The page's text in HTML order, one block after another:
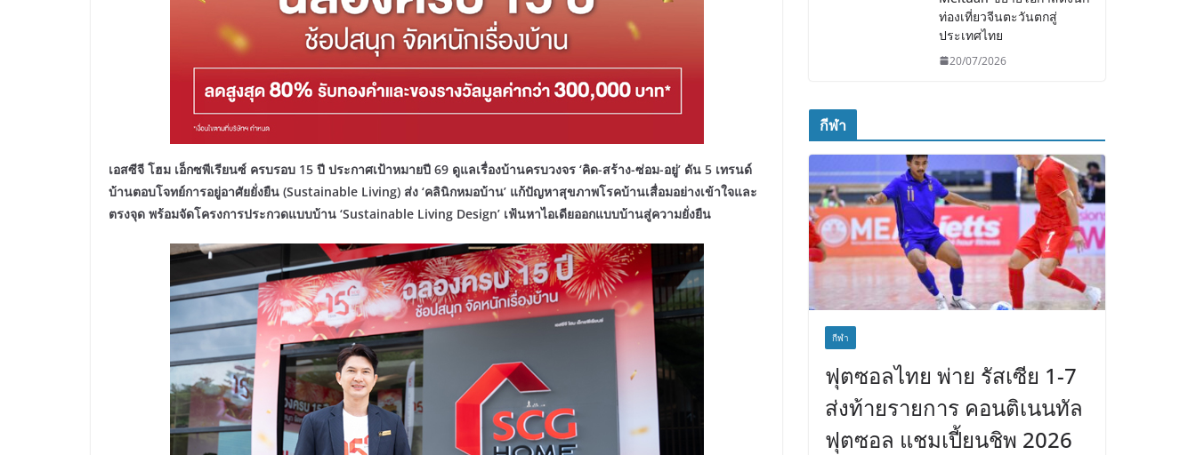
เอสซีจี โฮม เอ็กซพีเรียนซ์ ครบรอบ 15 ปี ประกาศเป้าหมายปี 69 ดูแลเรื่องบ้านครบวงจร ‘คิด-สร้าง-ซ่อม-อยู่’ ดัน 5 เทรนด์
บ้านตอบโจทย์การอยู่อาศัยยั่งยืน (Sustainable Living) ส่ง ‘คลินิกหมอบ้าน’ แก้ปัญหาสุขภาพโรคบ้านเสื่อมอย่างเข้าใจและ
ตรงจุด พร้อมจัดโครงการประกวดแบบบ้าน ‘Sustainable Living Design’ เฟ้นหาไอเดียออกแบบบ้านสู่ความยั่งยืน
ท่องเที่ยวจีนตะวันตกสู่
ประเทศไทย
20/07/2026
กีฬา
กีฬา
ฟุตซอลไทย พ่าย รัสเซีย 1-7
ส่งท้ายรายการ คอนติเนนทัล
ฟุตซอล แชมเปี้ยนชิพ 2026